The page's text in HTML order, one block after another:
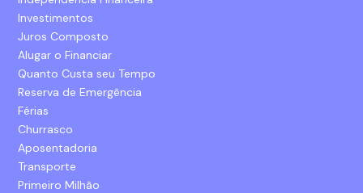
Investimentos
Juros Composto
Alugar o Financiar
Quanto Custa seu Tempo
Reserva de Emergência
Férias
Churrasco
Aposentadoria
Transporte
Primeiro Milhão